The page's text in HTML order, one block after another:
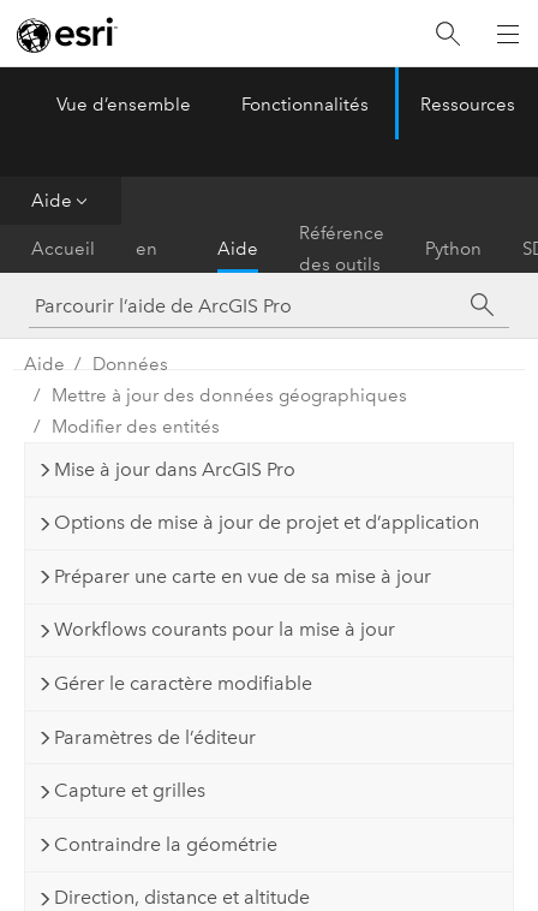
ArcGIS Pro
Vue d’ensemble Fonctionnalités Ressources
Aide
Accueil
en
main
Aide
Référence
des outils
Python
Aide
Données
Mettre à jour des données géographiques
Modifier des entités
Mise à jour dans ArcGIS Pro
Options de mise à jour de projet et d’application
Préparer une carte en vue de sa mise à jour
Workflows courants pour la mise à jour
Gérer le caractère modifiable
Paramètres de l’éditeur
Capture et grilles
Contraindre la géométrie
Direction, distance et altitude